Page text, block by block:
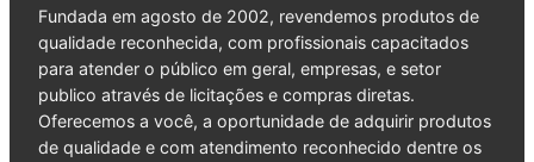
Fundada em agosto de 2002, revendemos produtos de
qualidade reconhecida, com profissionais capacitados
para atender o público em geral, empresas, e setor
publico através de licitações e compras diretas.
Oferecemos a você, a oportunidade de adquirir produtos
de qualidade e com atendimento reconhecido dentre os